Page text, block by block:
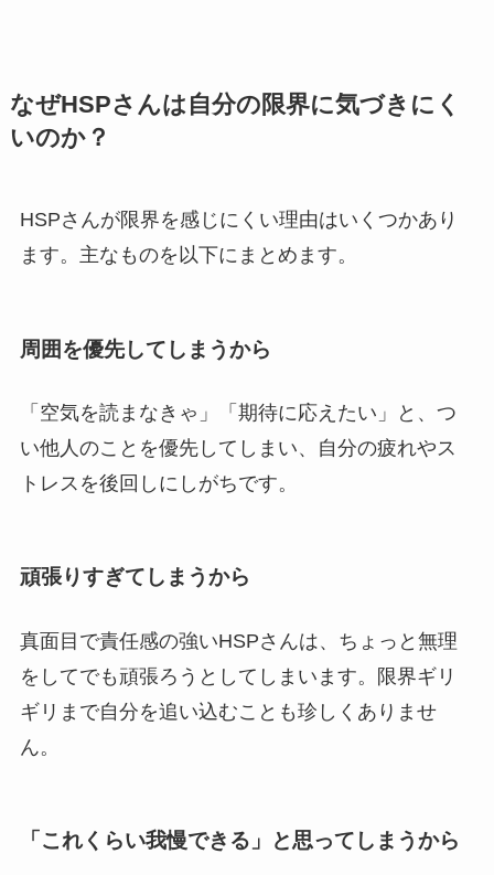
なぜHSPさんは自分の限界に気づきにく
いのか？
HSPさんが限界を感じにくい理由はいくつかあり
ます。主なものを以下にまとめます。
周囲を優先してしまうから
「空気を読まなきゃ」「期待に応えたい」と、つ
い他人のことを優先してしまい、自分の疲れやス
トレスを後回しにしがちです。
頑張りすぎてしまうから
真面目で責任感の強いHSPさんは、ちょっと無理
をしてでも頑張ろうとしてしまいます。限界ギリ
ギリまで自分を追い込むことも珍しくありませ
ん。
「これくらい我慢できる」と思ってしまうから